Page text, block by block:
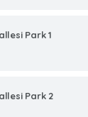
Park 1
Park 2